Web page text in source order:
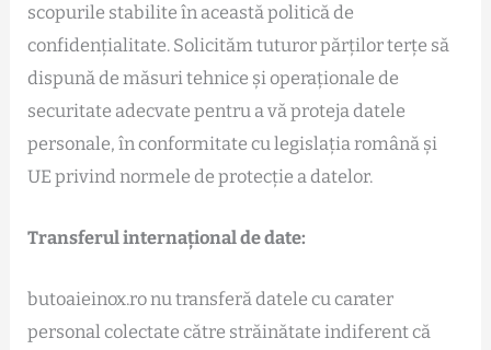
scopurile stabilite în această politică de
confidențialitate. Solicităm tuturor părților terțe să
dispună de măsuri tehnice și operaționale de
securitate adecvate pentru a vă proteja datele
personale, în conformitate cu legislația română și
UE privind normele de protecție a datelor.
Transferul internațional de date:
butoaieinox.ro nu transferă datele cu carater
personal colectate către străinătate indiferent că